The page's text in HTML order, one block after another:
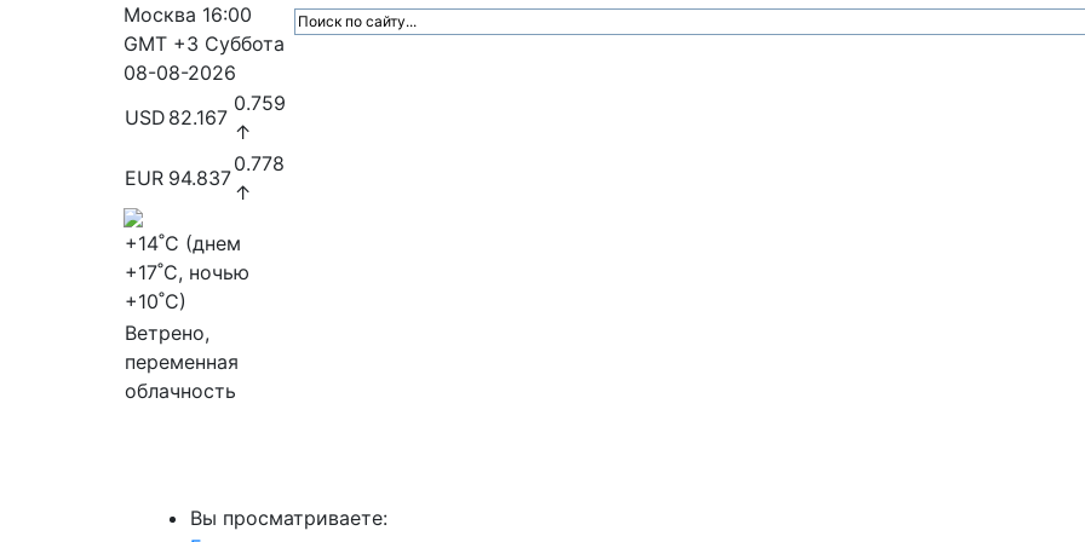
Москва 16:00
GMT +3 Суббота
08-08-2026
USD 82.167
0.759
↑
EUR 94.837
0.778
↑
+14˚C (днем
+17˚C, ночью
+10˚C)
Ветрено,
переменная
облачность
Вы просматриваете: